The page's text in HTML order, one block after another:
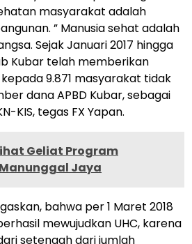
masyarakat adalah
” Manusia sehat adalah
Sejak Januari 2017 hingga
Kubar telah memberikan
9.871 masyarakat tidak
dana APBD Kubar, sebagai
KIS, tegas FX Yapan.
Geliat Program
Jaya
bahwa per 1 Maret 2018
mewujudkan UHC, karena
setengah dari jumlah